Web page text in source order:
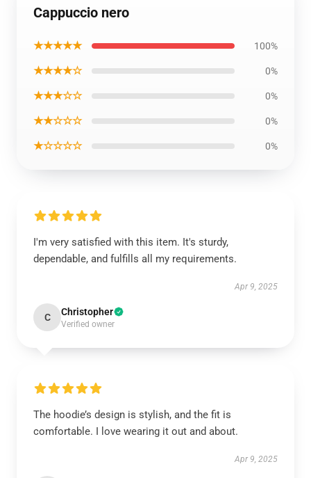
Cappuccio nero
★★★★★ 100%
★★★★☆ 0%
★★★☆☆ 0%
★★☆☆☆ 0%
★☆☆☆☆ 0%
I'm very satisfied with this item. It's sturdy,
dependable, and fulfills all my requirements.
Apr 9, 2025
C Christopher
Verified owner
The hoodie’s design is stylish, and the fit is
comfortable. I love wearing it out and about.
Apr 9, 2025